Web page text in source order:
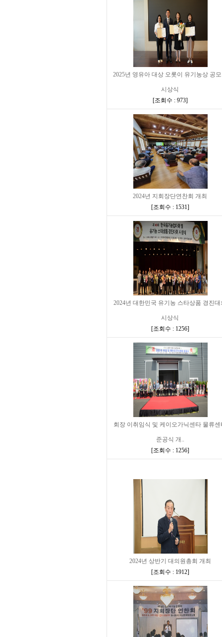
2025년 영유아 대상 오롯이 유기농상 공
시상식
[조회수 : 973]
2024년 지회장단연찬회 개최
[조회수 : 1531]
2024년 대한민국 유기농 스타상품 경진대
시상식
[조회수 : 1256]
회장 이취임식 및 케이오가닉센타 물류센
준공식 개..
[조회수 : 1256]
2024년 상반기 대의원총회 개최
[조회수 : 1912]